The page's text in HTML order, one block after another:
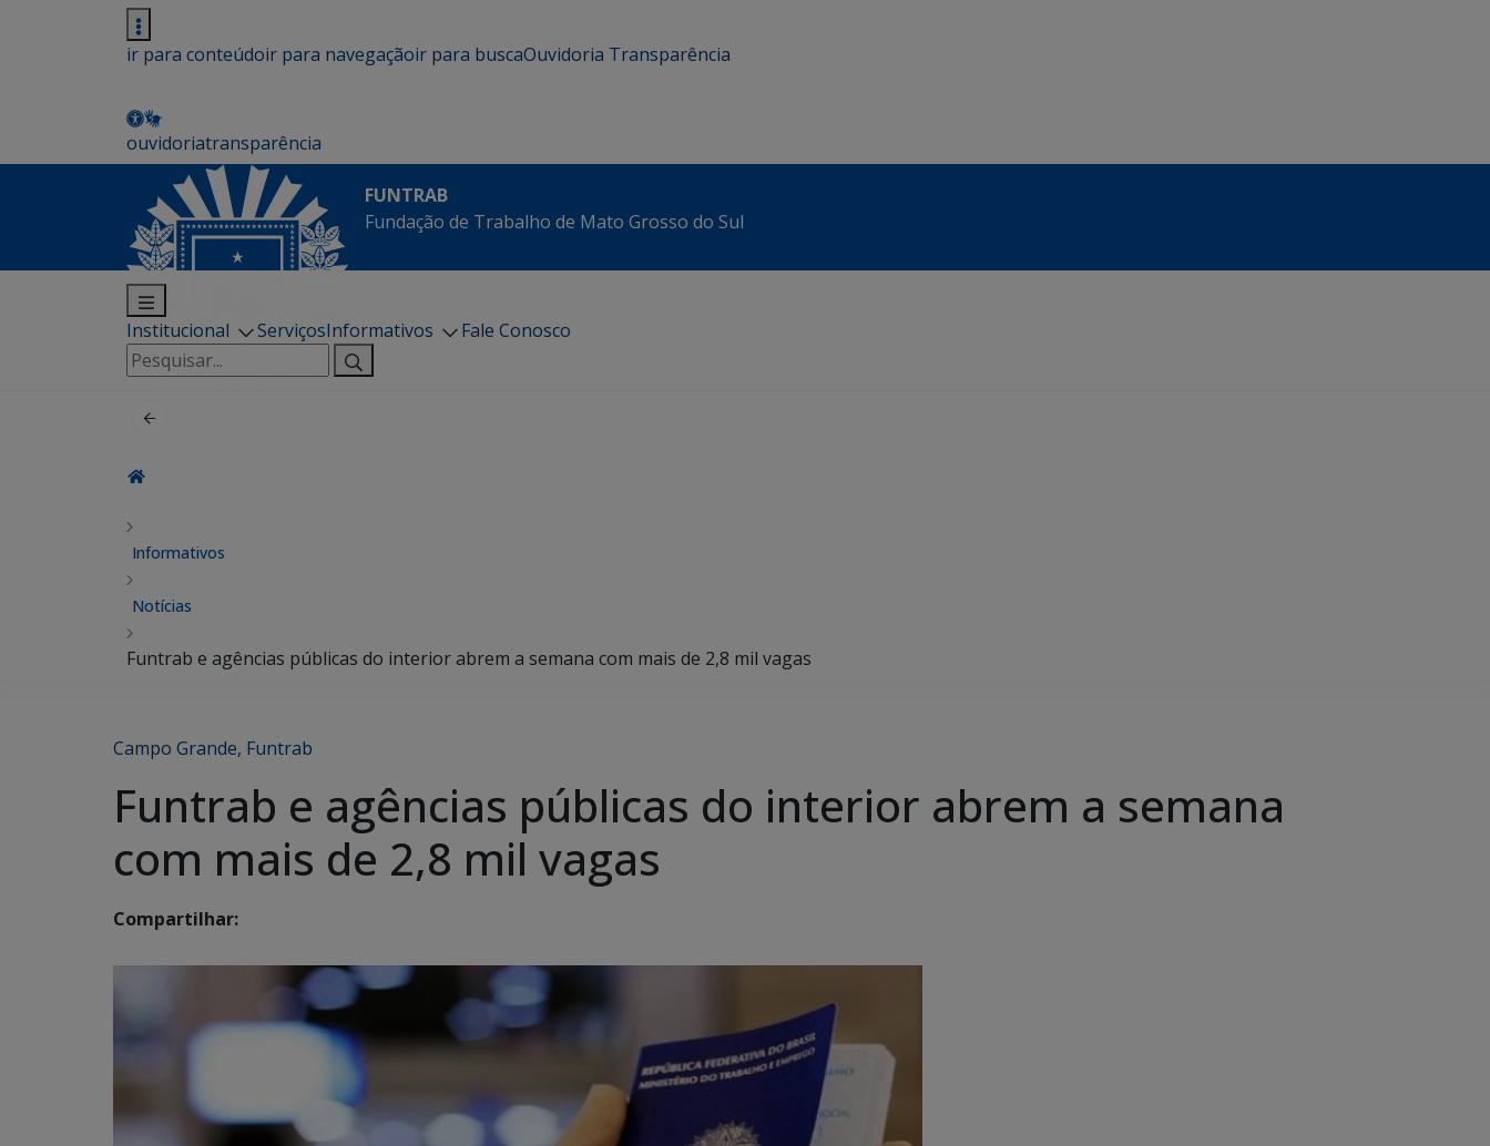
ir para conteúdoir para navegaçãoir para buscaOuvidoria Transparência
ouvidoriatransparência
FUNTRAB
Fundação de Trabalho de Mato Grosso do Sul
Institucional ServiçosInformativos
Fale Conosco
Pesquisar
por:
Informativos
Notícias
Funtrab e agências públicas do interior abrem a semana com mais de 2,8 mil vagas
Campo Grande, Funtrab
Funtrab e agências públicas do interior abrem a semana
com mais de 2,8 mil vagas
Compartilhar: